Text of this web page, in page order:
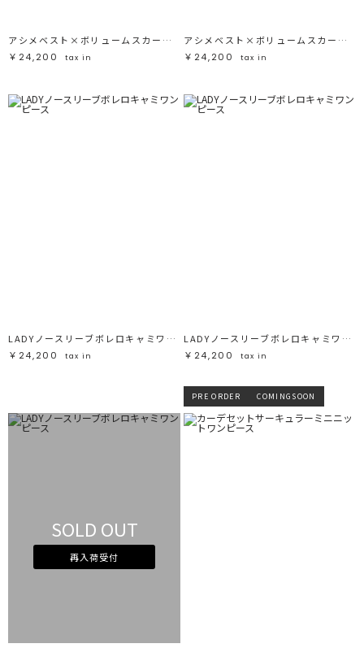
アシメベスト×ボリュームスカートセットアップ
￥24,200
tax in
アシメベスト×ボリュームスカートセットアップ
￥24,200
tax in
LADYノースリーブボレロキャミワンピース
￥24,200
tax in
LADYノースリーブボレロキャミワンピース
￥24,200
tax in
SOLD OUT
再入荷受付
PRE ORDER COMINGSOON